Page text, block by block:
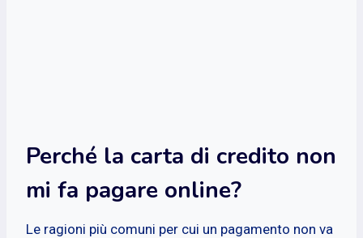
Perché la carta di credito non
mi fa pagare online?
Le ragioni più comuni per cui un pagamento non va